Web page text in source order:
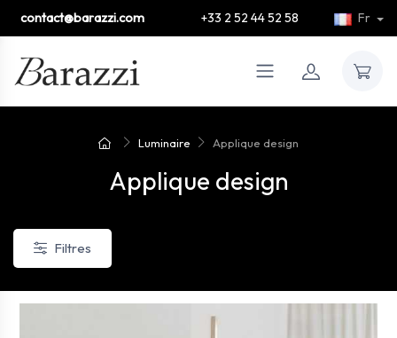
contact@barazzi.com +33 2 52 44 52 58 Fr
Luminaire Applique design
Applique design
Filtres